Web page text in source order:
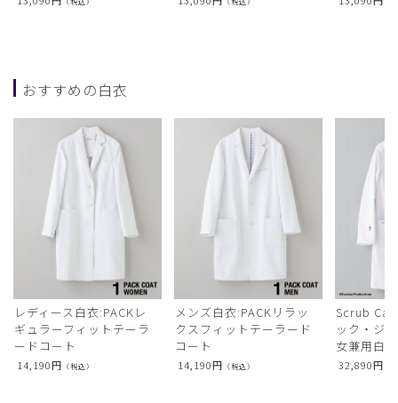
おすすめの白衣
レディース白衣:PACKレ
ギュラーフィットテーラ
ードコート
14,190円 （税込）
メンズ白衣:PACKリラッ
クスフィットテーラード
コート
14,190円 （税込）
Scrub
ック・ジ
女兼用白
32,890円